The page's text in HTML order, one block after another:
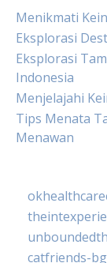
Menikmati
Eksplorasi
Eksplorasi
Indonesia
Menjelajahi
Tips Menata
Menawan
catfriends-